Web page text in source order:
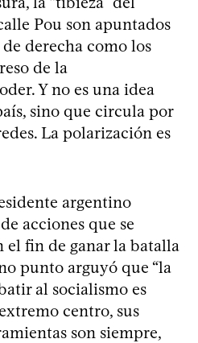
Pou son apuntados
derecha como los
de la
Y no es una idea
sino que circula por
La polarización es
argentino
acciones que se
el fin de ganar la batalla
punto arguyó que “la
al socialismo es
centro, sus
son siempre,